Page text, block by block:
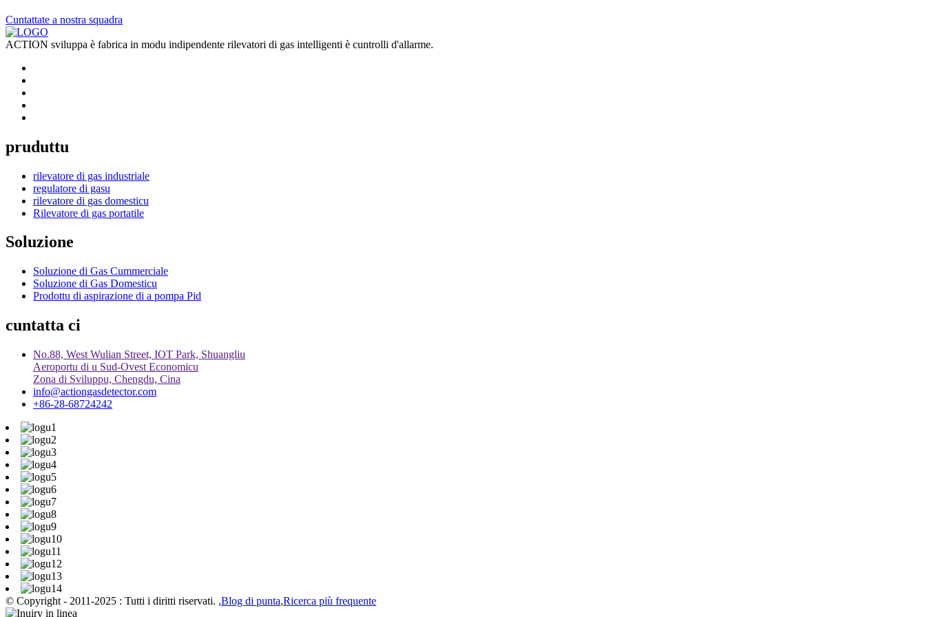
Cuntattate a nostra squadra
ACTION sviluppa è fabrica in modu indipendente rilevatori di gas intelligenti è cuntrolli d'allarme.
pruduttu
rilevatore di gas industriale
regulatore di gasu
rilevatore di gas domesticu
Rilevatore di gas portatile
Soluzione
Soluzione di Gas Cummerciale
Soluzione di Gas Domesticu
Prodottu di aspirazione di a pompa Pid
cuntatta ci
No.88, West Wulian Street, IOT Park, Shuangliu
Aeroportu di u Sud-Ovest Economicu
Zona di Sviluppu, Chengdu, Cina
info@actiongasdetector.com
+86-28-68724242
© Copyright - 2011-2025 : Tutti i diritti riservati. ,Blog di punta,Ricerca più frequente